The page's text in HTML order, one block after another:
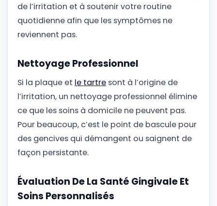
de l’irritation et à soutenir votre routine
quotidienne afin que les symptômes ne
reviennent pas.
Nettoyage Professionnel
Si la plaque et le tartre sont à l’origine de
l’irritation, un nettoyage professionnel élimine
ce que les soins à domicile ne peuvent pas.
Pour beaucoup, c’est le point de bascule pour
des gencives qui démangent ou saignent de
façon persistante.
Évaluation De La Santé Gingivale Et
Soins Personnalisés